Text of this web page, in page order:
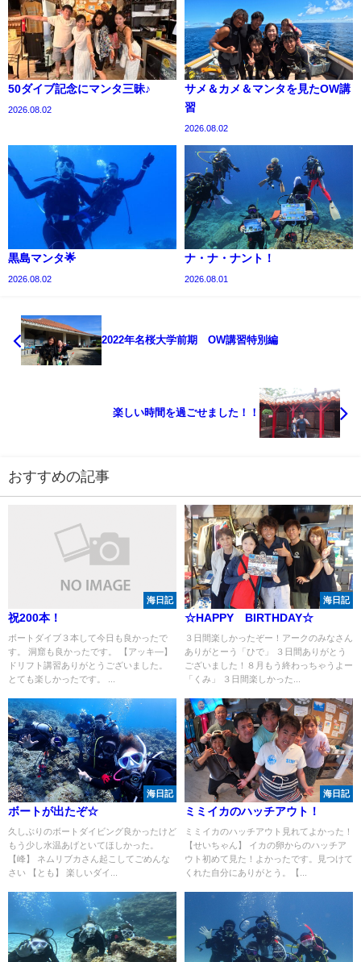
50ダイブ記念にマンタ三昧♪
2026.08.02
サメ＆カメ＆マンタを見たOW講
習
2026.08.02
黒島マンタ🌟
2026.08.02
ナ・ナ・ナント！
2026.08.01
2022年名桜大学前期 OW講習特別編
楽しい時間を過ごせました！！
おすすめの記事
海日記
祝200本！
ボートダイブ３本して今日も良かったで
す。 洞窟も良かったです。 【アッキ―】
ドリフト講習ありがとうございました。
とても楽しかったです。 ...
海日記
☆HAPPY BIRTHDAY☆
３日間楽しかったぞー！アークのみなさん
ありがとーう「ひで」 ３日間ありがとう
ございました！８月もう終わっちゃうよー
「くみ」 ３日間楽しかった...
海日記
ボートが出たぞ☆
久しぶりのボートダイビング良かったけど
もう少し水温あげといてほしかった。
【峰】 ネムリブカさん起こしてごめんな
さい 【とも】 楽しいダイ...
海日記
ミミイカのハッチアウト！
ミミイカのハッチアウト見れてよかった！
【せいちゃん】 イカの卵からのハッチア
ウト初めて見た！よかったです。見つけて
くれた自分にありがとう。【...